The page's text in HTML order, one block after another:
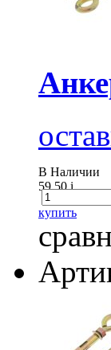
В Наличии
59.50i
купить